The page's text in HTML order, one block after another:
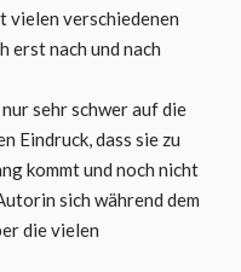
vielen verschiedenen
erst nach und nach
sehr schwer auf die
Eindruck, dass sie zu
kommt und noch nicht
sich während dem
die vielen